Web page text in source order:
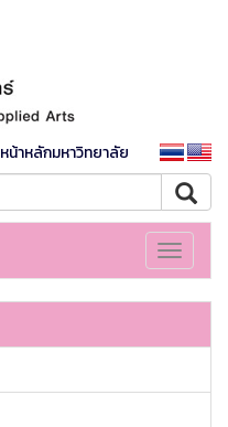
หน้าหลักมหาวิทยาลัย
Toggle